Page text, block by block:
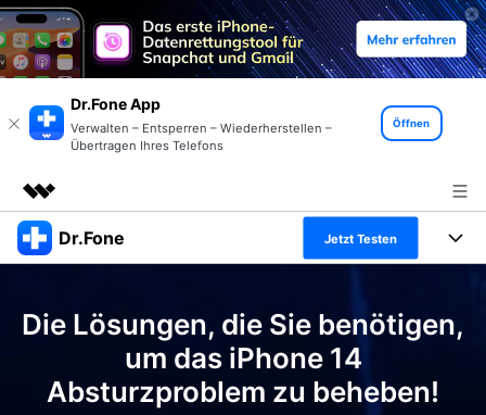
Dr.Fone App
Verwalten – Entsperren – Wiederherstellen –
Übertragen Ihres Telefons
Öffnen
Top-Produkte
Dienstprogramme
Überblick
Presseraum
Dr.Fone Jetzt Testen
Alles-in-einem-Toolkit
Weitere Tools und Apps
Entdecken Sie weitere Dr.Fone-Lösungen
Lernen und Unterstützung
Die Lösungen, die Sie benötigen,
um das iPhone 14
Absturzproblem zu beheben!